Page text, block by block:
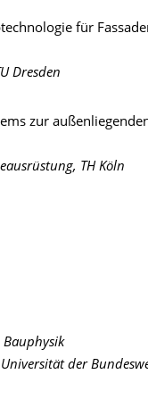
für
Dresden
zur
TH Köln
der